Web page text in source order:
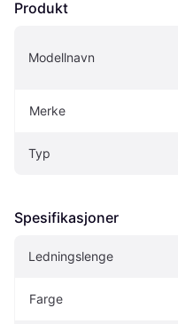
Produkt
Modellnavn
Merke
Typ
Spesifikasjoner
Ledningslenge
Farge